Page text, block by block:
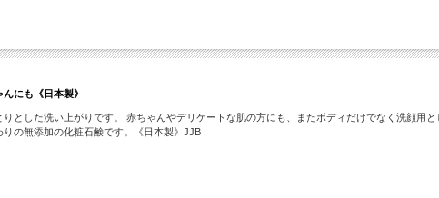
にも《日本製》
とした洗い上がりです。 赤ちゃんやデリケートな肌の方にも、またボディだけでなく洗顔用
の無添加の化粧石鹸です。《日本製》JJB